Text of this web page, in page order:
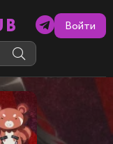
Войти